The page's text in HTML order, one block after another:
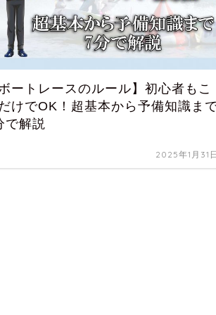
ボートレースのルール】初心者もこ
けでOK！超基本から予備知識ま
で解説
2025年1月31